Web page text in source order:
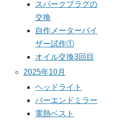
スパークプラグの
交換
自作メーターバイ
ザー試作①
オイル交換3回目
2025年10月
ヘッドライト
バーエンドミラー
電熱ベスト